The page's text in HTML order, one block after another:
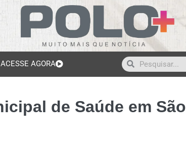
ACESSE AGORA
de Saúde em São